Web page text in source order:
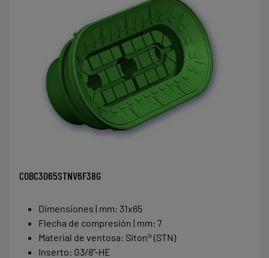
COBC3065STNV6F38G
Dimensiones | mm: 31x65
Flecha de compresión | mm: 7
Material de ventosa: Siton® (STN)
Inserto: G3/8"-HE